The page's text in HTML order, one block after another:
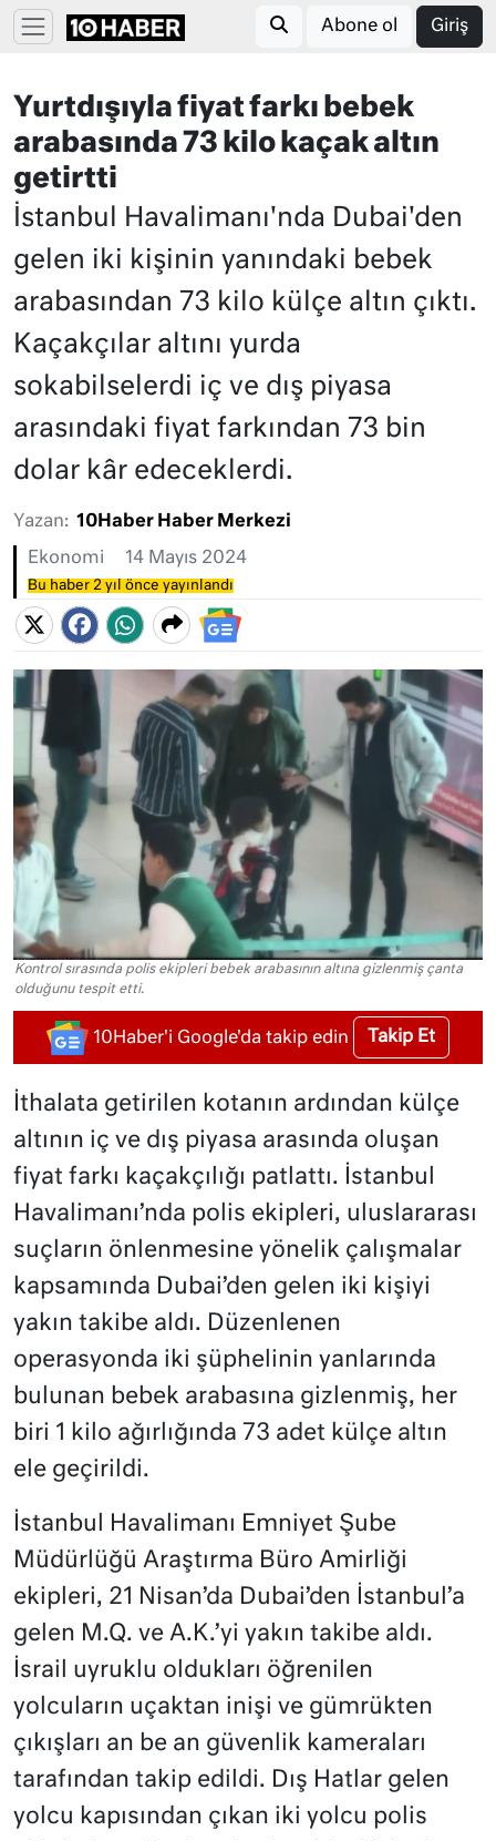
Abone ol Giriş
Yurtdışıyla fiyat farkı bebek
arabasında 73 kilo kaçak altın
getirtti
İstanbul Havalimanı'nda Dubai'den
gelen iki kişinin yanındaki bebek
arabasından 73 kilo külçe altın çıktı.
Kaçakçılar altını yurda
sokabilselerdi iç ve dış piyasa
arasındaki fiyat farkından 73 bin
dolar kâr edeceklerdi.
Yazan: 10Haber Haber Merkezi
Ekonomi 14 Mayıs 2024
Bu haber 2 yıl önce yayınlandı
Kontrol sırasında polis ekipleri bebek arabasının altına gizlenmiş çanta
olduğunu tespit etti.
10Haber'i Google'da takip edin Takip Et
İthalata getirilen kotanın ardından külçe
altının iç ve dış piyasa arasında oluşan
fiyat farkı kaçakçılığı patlattı. İstanbul
Havalimanı’nda polis ekipleri, uluslararası
suçların önlenmesine yönelik çalışmalar
kapsamında Dubai’den gelen iki kişiyi
yakın takibe aldı. Düzenlenen
operasyonda iki şüphelinin yanlarında
bulunan bebek arabasına gizlenmiş, her
biri 1 kilo ağırlığında 73 adet külçe altın
ele geçirildi.
İstanbul Havalimanı Emniyet Şube
Müdürlüğü Araştırma Büro Amirliği
ekipleri, 21 Nisan’da Dubai’den İstanbul’a
gelen M.Q. ve A.K.’yi yakın takibe aldı.
İsrail uyruklu oldukları öğrenilen
yolcuların uçaktan inişi ve gümrükten
çıkışları an be an güvenlik kameraları
tarafından takip edildi. Dış Hatlar gelen
yolcu kapısından çıkan iki yolcu polis